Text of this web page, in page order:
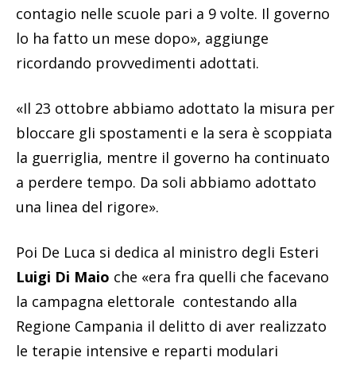
contagio nelle scuole pari a 9 volte. Il governo
lo ha fatto un mese dopo», aggiunge
ricordando provvedimenti adottati.
«Il 23 ottobre abbiamo adottato la misura per
bloccare gli spostamenti e la sera è scoppiata
la guerriglia, mentre il governo ha continuato
a perdere tempo. Da soli abbiamo adottato
una linea del rigore».
Poi De Luca si dedica al ministro degli Esteri
Luigi Di Maio che «era fra quelli che facevano
la campagna elettorale contestando alla
Regione Campania il delitto di aver realizzato
le terapie intensive e reparti modulari